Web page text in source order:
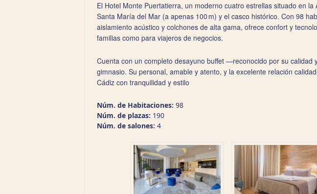
El Hotel Monte Puertatierra, un moderno cuatro estrellas situado en
Santa María del Mar (a apenas 100 m) y el casco histórico. Con 98
aislamiento acústico y colchones de alta gama, ofrece confort y
familias como para viajeros de negocios.
Cuenta con un completo desayuno buffet —reconocido por su
gimnasio. Su personal, amable y atento, y la excelente relación
Cádiz con tranquilidad y estilo
Núm. de Habitaciones: 98
Núm. de plazas: 190
Núm. de salones: 4